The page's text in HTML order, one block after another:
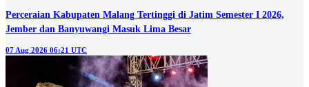
Perceraian Kabupaten Malang Tertinggi di Jatim Semester I 2026,
Jember dan Banyuwangi Masuk Lima Besar
07 Aug 2026 06:21 UTC